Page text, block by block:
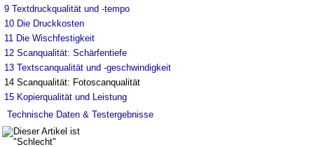
9 Textdruckqualität und -tempo
10 Die Druckkosten
11 Die Wischfestigkeit
12 Scanqualität: Schärfentiefe
13 Textscanqualität und -geschwindigkeit
14 Scanqualität: Fotoscanqualität
15 Kopierqualität und Leistung
Technische Daten & Testergebnisse